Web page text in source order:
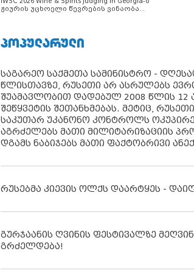
ჟიურის უცხოელი წევრების ვინაობა
ᲞᲝᲞᲣᲚᲐᲠᲣᲚᲘ
საგარეო საქმეთა სამინისტრო -
წლისთავზე, რუსეთი არ ასრულებს
შუამავლობით დადებულ 2008 წლის 12
შეწყვეტის შეთანხმებას. მეტიც,
საკუთარ უკანონო კონტროლს
აგრძელებს მათი მილიტარიზაციის
დგამს ნაბიჯებს მათი ფაქტობრივი
რუსებმა კიევის ოლქს დაარტყეს -
გურჯაანის ღვინის ფესტივალზე
გრძელდება!